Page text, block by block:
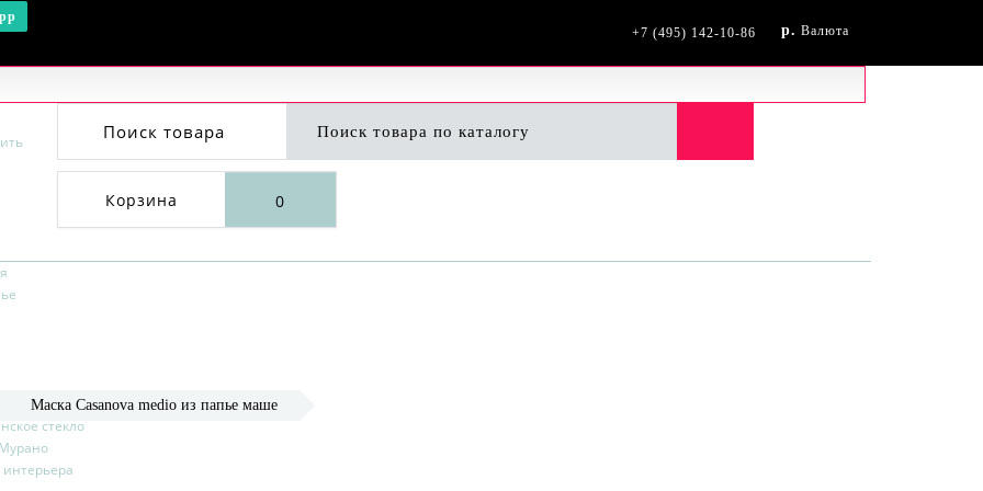
+7 (495) 142-10-86
р. Валюта
Поиск товара
Корзина 0
стекло
Маска Casanova medio из папье маше